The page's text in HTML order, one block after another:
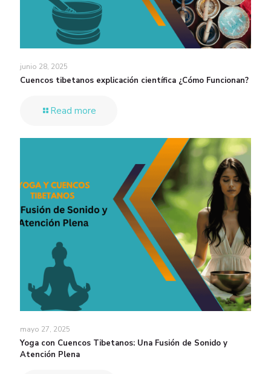
junio 28, 2025
Cuencos tibetanos explicación científica ¿Cómo Funcionan?
Read more
mayo 27, 2025
Yoga con Cuencos Tibetanos: Una Fusión de Sonido y
Atención Plena